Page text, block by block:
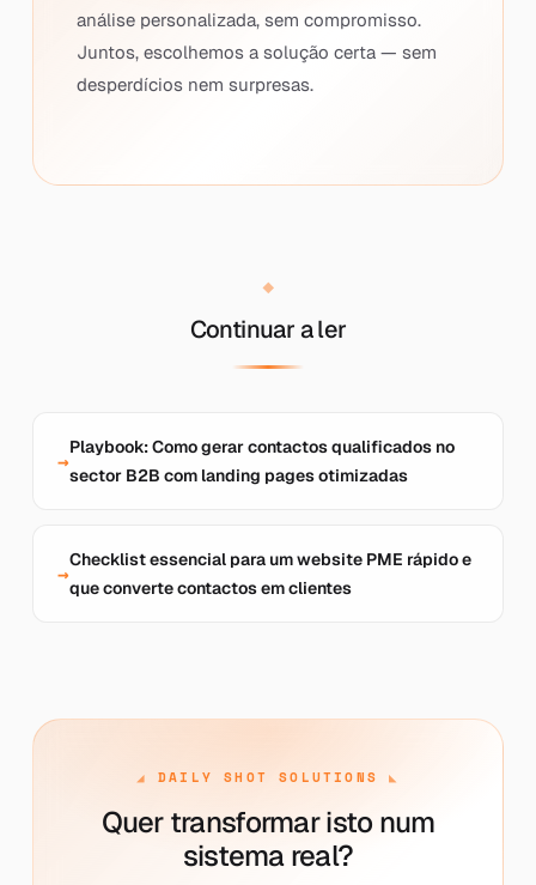
análise personalizada, sem compromisso.
Juntos, escolhemos a solução certa — sem
desperdícios nem surpresas.
Continuar a ler
Playbook: Como gerar contactos qualificados no
sector B2B com landing pages otimizadas
Checklist essencial para um website PME rápido e
que converte contactos em clientes
DAILY SHOT SOLUTIONS
Quer transformar isto num
sistema real?